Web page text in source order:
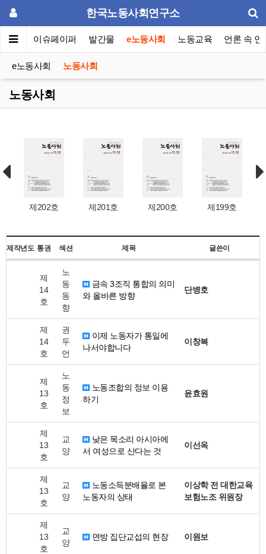
한국노동사회연구소
포럼 이슈페이퍼 발간물 e노동사회 노동교육 언론 속 연
e노동사회 노동사회
노동사회
제202호 제201호 제200호 제199호
제작년도 통권 섹션 제목 글쓴이
제
14
호
노
동
동
향
금속 3조직 통합의 의미
와 올바른 방향
단병호
제
14
호
권
두
언
이제 노동자가 통일에
나서야합니다
이창복
제
13
호
노
동
정
보
노동조합의 정보 이용
하기
윤효원
제
13
호
교
양
낮은 목소리 아시아에
서 여성으로 산다는 것
이선옥
제
13
호
교
양
노동소득분배율로 본
노동자의 상태
이상학 전 대한교육
보험노조 위원장
제
13
호
교
양
면방 집단교섭의 현장 이원보